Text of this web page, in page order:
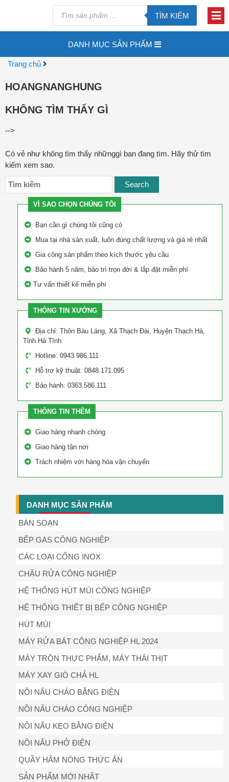
TÌM KIẾM
DANH MỤC SẢN PHẨM
Trang chủ
HOANGNANGHUNG
KHÔNG TÌM THẤY GÌ
-->
Có vẻ như không tìm thấy nhữnggì bạn đang tìm. Hãy thử tìm
kiếm xem sao.
VÌ SAO CHỌN CHÚNG TÔI
Bạn cần gì chúng tôi cũng có
Mua tại nhà sản xuất, luôn đúng chất lượng và giá rẻ nhất
Gia công sản phẩm theo kích thước yêu cầu
Bảo hành 5 năm, bảo trì trọn đời & lắp đặt miễn phí
Tư vấn thiết kế miễn phí
THÔNG TIN XƯỞNG
Địa chỉ: Thôn Bàu Láng, Xã Thạch Đài, Huyện Thạch Hà,
Tỉnh Hà Tĩnh
Hotline: 0943.986.111
Hỗ trợ kỹ thuật: 0848.171.095
Bảo hành: 0363.586.111
THÔNG TIN THÊM
Giao hàng nhanh chóng
Giao hàng tận nơi
Trách nhiệm với hàng hóa vận chuyển
DANH MỤC SẢN PHẨM
BÀN SOẠN
BẾP GAS CÔNG NGHIỆP
CÁC LOẠI CỔNG INOX
CHẬU RỬA CÔNG NGHIỆP
HỆ THỐNG HÚT MÙI CÔNG NGHIỆP
HỆ THỐNG THIẾT BỊ BẾP CÔNG NGHIỆP
HÚT MÙI
MÁY RỬA BÁT CÔNG NGHIỆP HL 2024
MÁY TRỘN THỰC PHẨM, MÁY THÁI THỊT
MÁY XAY GIÒ CHẢ HL
NỒI NẤU CHÁO BẰNG ĐIỆN
NỒI NẤU CHÁO CÔNG NGHIỆP
NỒI NẤU KẸO BẰNG ĐIỆN
NỒI NẤU PHỞ ĐIỆN
QUẦY HÂM NÓNG THỨC ĂN
SẢN PHẨM MỚI NHẤT